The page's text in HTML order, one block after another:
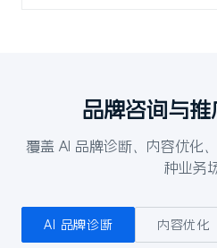
品牌咨询与
覆盖 AI 品牌诊断、内容优化
种业务
AI 品牌诊断 内容优化